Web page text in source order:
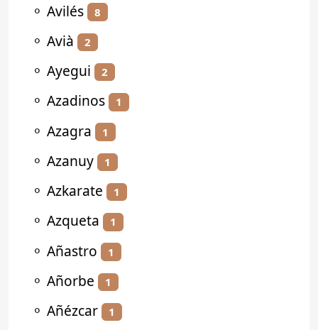
⚬ Avilés 8
⚬ Avià 2
⚬ Ayegui 2
⚬ Azadinos 1
⚬ Azagra 1
⚬ Azanuy 1
⚬ Azkarate 1
⚬ Azqueta 1
⚬ Añastro 1
⚬ Añorbe 1
⚬ Añézcar 1